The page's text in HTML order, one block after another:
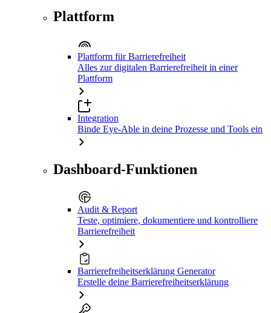
Plattform
Plattform für Barrierefreiheit
Alles zur digitalen Barrierefreiheit in einer
Plattform
Integration
Binde Eye-Able in deine Prozesse und Tools ein
Dashboard-Funktionen
Audit & Report
Teste, optimiere, dokumentiere und kontrolliere
Barrierefreiheit
Barrierefreiheitserklärung Generator
Erstelle deine Barrierefreiheitserklärung